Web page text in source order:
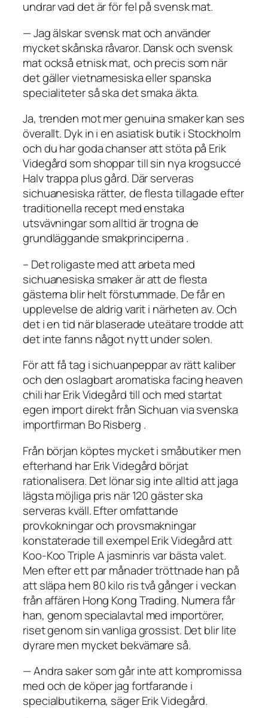
undrar vad det är för fel på svensk mat.
— Jag älskar svensk mat och använder
mycket skånska råvaror. Dansk och svensk
mat också etnisk mat, och precis som när
det gäller vietnamesiska eller spanska
specialiteter så ska det smaka äkta.
Ja, trenden mot mer genuina smaker kan ses
överallt. Dyk in i en asiatisk butik i Stockholm
och du har goda chanser att stöta på Erik
Videgård som shoppar till sin nya krogsuccé
Halv trappa plus gård. Där serveras
sichuanesiska rätter, de flesta tillagade efter
traditionella recept med enstaka
utsvävningar som alltid är trogna de
grundläggande smakprinciperna .
– Det roligaste med att arbeta med
sichuanesiska smaker är att de flesta
gästerna blir helt förstummade. De får en
upplevelse de aldrig varit i närheten av. Och
det i en tid när blaserade uteätare trodde att
det inte fanns något nytt under solen.
För att få tag i sichuanpeppar av rätt kaliber
och den oslagbart aromatiska facing heaven
chili har Erik Videgård till och med startat
egen import direkt från Sichuan via svenska
importfirman Bo Risberg .
Från början köptes mycket i småbutiker men
efterhand har Erik Videgård börjat
rationalisera. Det lönar sig inte alltid att jaga
lägsta möjliga pris när 120 gäster ska
serveras kväll. Efter omfattande
provkokningar och provsmakningar
konstaterade till exempel Erik Videgård att
Koo-Koo Triple A jasminris var bästa valet.
Men efter ett par månader tröttnade han på
att släpa hem 80 kilo ris två gånger i veckan
från affären Hong Kong Trading. Numera får
han, genom specialavtal med importörer,
riset genom sin vanliga grossist. Det blir lite
dyrare men mycket bekvämare så.
— Andra saker som går inte att kompromissa
med och de köper jag fortfarande i
specialbutikerna, säger Erik Videgård.